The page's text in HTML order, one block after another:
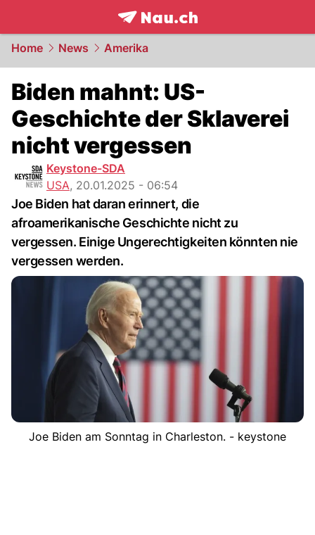
frontpage.NAU.ch
Home News Amerika
Biden mahnt: US-
Geschichte der Sklaverei
nicht vergessen
Keystone-SDA
USA, 20.01.2025 - 06:54
Joe Biden hat daran erinnert, die
afroamerikanische Geschichte nicht zu
vergessen. Einige Ungerechtigkeiten könnten nie
vergessen werden.
Joe Biden am Sonntag in Charleston. - keystone